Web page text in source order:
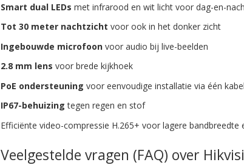
Smart dual LEDs met infrarood en wit licht voor dag-en-
Tot 30 meter nachtzicht voor ook in het donker zicht
Ingebouwde microfoon voor audio bij live-beelden
2.8 mm lens voor brede kijkhoek
PoE ondersteuning voor eenvoudige installatie via één kabel
IP67-behuizing tegen regen en stof
Efficiënte video-compressie H.265+ voor lagere bandbreedte
Veelgestelde vragen (FAQ) over